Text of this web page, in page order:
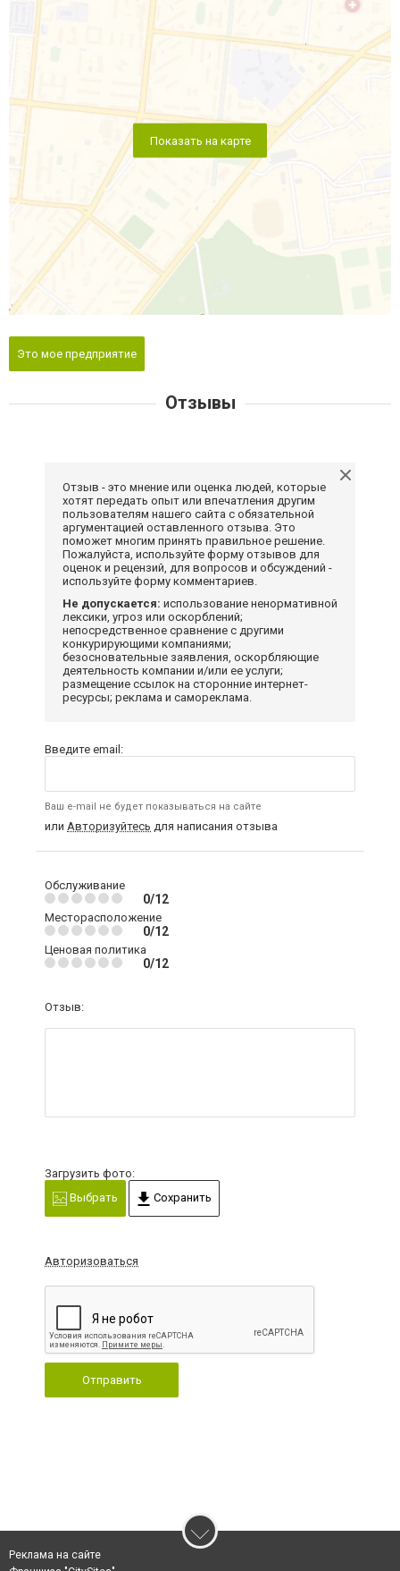
Показать на карте
Это мое предприятие
Отзывы
Отзыв - это мнение или оценка людей, которые
хотят передать опыт или впечатления другим
пользователям нашего сайта с обязательной
аргументацией оставленного отзыва. Это
поможет многим принять правильное решение.
Пожалуйста, используйте форму отзывов для
оценок и рецензий, для вопросов и обсуждений -
используйте форму комментариев.
Не допускается: использование ненормативной
лексики, угроз или оскорблений;
непосредственное сравнение с другими
конкурирующими компаниями;
безосновательные заявления, оскорбляющие
деятельность компании и/или ее услуги;
размещение ссылок на сторонние интернет-
ресурсы; реклама и самореклама.
Введите email:
Ваш e-mail не будет показываться на сайте
или Авторизуйтесь для написания отзыва
Обслуживание
0/12
Месторасположение
0/12
Ценовая политика
0/12
Отзыв:
Загрузить фото:
Выбрать
Сохранить
Авторизоваться
Отправить
Реклама на сайте